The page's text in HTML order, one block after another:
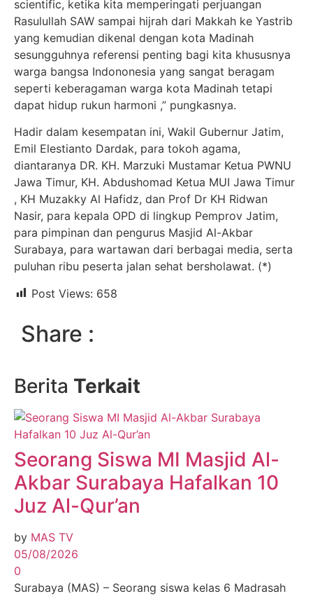
scientific, ketika kita memperingati perjuangan
Rasulullah SAW sampai hijrah dari Makkah ke Yastrib
yang kemudian dikenal dengan kota Madinah
sesungguhnya referensi penting bagi kita khususnya
warga bangsa Indononesia yang sangat beragam
seperti keberagaman warga kota Madinah tetapi
dapat hidup rukun harmoni ,” pungkasnya.
Hadir dalam kesempatan ini, Wakil Gubernur Jatim,
Emil Elestianto Dardak, para tokoh agama,
diantaranya DR. KH. Marzuki Mustamar Ketua PWNU
Jawa Timur, KH. Abdushomad Ketua MUI Jawa Timur
, KH Muzakky Al Hafidz, dan Prof Dr KH Ridwan
Nasir, para kepala OPD di lingkup Pemprov Jatim,
para pimpinan dan pengurus Masjid Al-Akbar
Surabaya, para wartawan dari berbagai media, serta
puluhan ribu peserta jalan sehat bersholawat. (*)
Post Views: 658
Share :
Berita Terkait
Seorang Siswa MI Masjid Al-
Akbar Surabaya Hafalkan 10
Juz Al-Qur’an
by MAS TV
05/08/2026
0
Surabaya (MAS) – Seorang siswa kelas 6 Madrasah